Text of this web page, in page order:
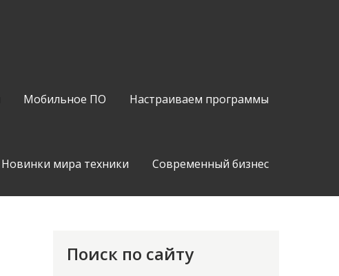
Мобильное ПО Настраиваем программы
Новинки мира техники Современный бизнес
Поиск по сайту